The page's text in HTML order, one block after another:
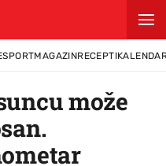
SPORTMAGAZINRECEPTI
može